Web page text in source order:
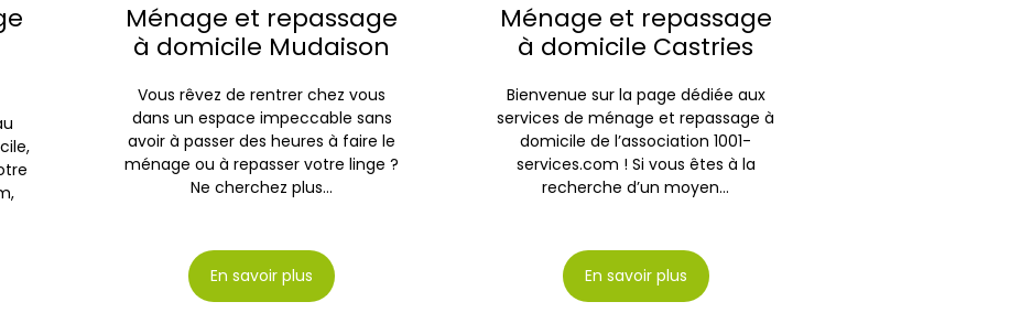
Ménage et repassage
à domicile Mudaison
Vous rêvez de rentrer chez vous
dans un espace impeccable sans
avoir à passer des heures à faire le
ménage ou à repasser votre linge ?
Ne cherchez plus...
En savoir plus
Ménage et repassage
à domicile Castries
Bienvenue sur la page dédiée aux
services de ménage et repassage à
domicile de l’association 1001-
services.com ! Si vous êtes à la
recherche d’un moyen...
En savoir plus